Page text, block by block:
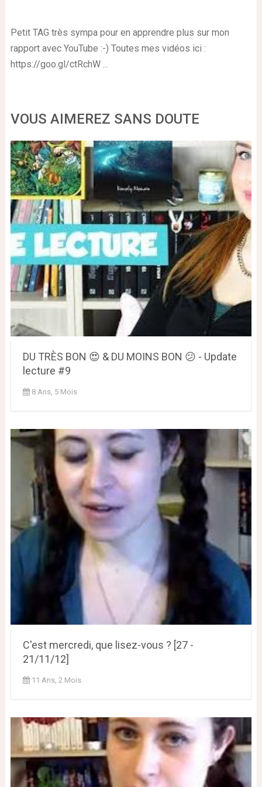
Petit TAG très sympa pour en apprendre plus sur mon
rapport avec YouTube :-) Toutes mes vidéos ici :
https://goo.gl/ctRchW ...
VOUS AIMEREZ SANS DOUTE
DU TRÈS BON 😍 & DU MOINS BON 😕 - Update
lecture #9
8 Ans, 5 Mois
C'est mercredi, que lisez-vous ? [27 -
21/11/12]
11 Ans, 2 Mois